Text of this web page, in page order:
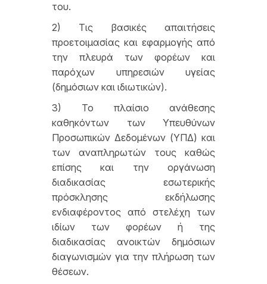
του.
2) Τις βασικές απαιτήσεις
προετοιμασίας και εφαρμογής από
την πλευρά των φορέων και
παρόχων υπηρεσιών υγείας
(δημόσιων και ιδιωτικών).
3) Το πλαίσιο ανάθεσης
καθηκόντων των Υπευθύνων
Προσωπικών Δεδομένων (ΥΠΔ) και
των αναπληρωτών τους καθώς
επίσης και την οργάνωση
διαδικασίας εσωτερικής
πρόσκλησης εκδήλωσης
ενδιαφέροντος από στελέχη των
ιδίων των φορέων ή της
διαδικασίας ανοικτών δημόσιων
διαγωνισμών για την πλήρωση των
θέσεων.